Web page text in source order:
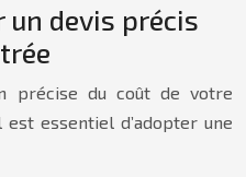
devis précis
précise du coût de votre
essentiel d’adopter une